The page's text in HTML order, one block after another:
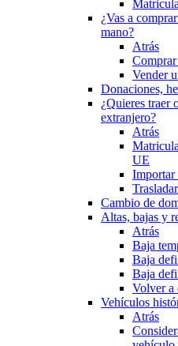
¿Vas a
mano?
Atrás
Vender
Donaciones,
¿Quieres traer
extranjero?
Atrás
UE
Importar
Cambio de
Altas, bajas y
Atrás
Baja
Baja
Baja
Volver a
Vehículos
Atrás